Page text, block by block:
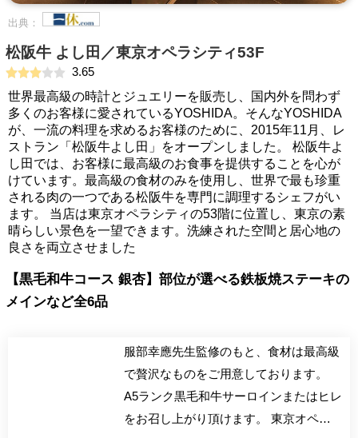
出典：
松阪牛 よし田／東京オペラシティ53F
3.65
世界最高級の時計とジュエリーを販売し、国内外を問わず
多くのお客様に愛されているYOSHIDA。そんなYOSHIDA
が、一流の料理を求めるお客様のために、2015年11月、レ
ストラン「松阪牛よし田」をオープンしました。 松阪牛よ
し田では、お客様に最高級のお食事を提供することを心が
けています。最高級の食材のみを使用し、世界で最も珍重
される肉の一つである松阪牛を専門に調理するシェフがい
ます。 当店は東京オペラシティの53階に位置し、東京の素
晴らしい景色を一望できます。洗練された空間と居心地の
良さを両立させました
【黒毛和牛コース 銀杏】部位が選べる鉄板焼ステーキの
メインなど全6品
服部幸應先生監修のもと、食材は最高級
で贅沢なものをご用意しております。
A5ランク黒毛和牛サーロインまたはヒレ
をお召し上がり頂けます。 東京オペラ